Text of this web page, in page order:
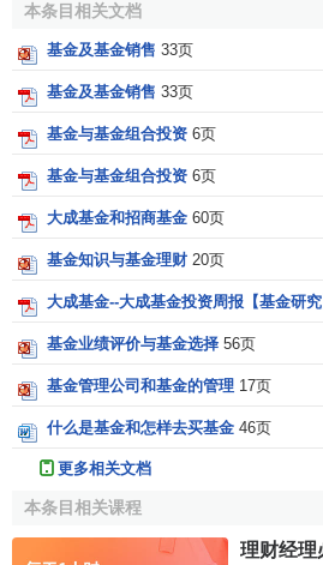
（4）Lock-in the growth of your
隔离基金有利于投资者管
一般来说，隔离基金适合于
向保险公司支付一定的金额，保险公
账户，投资期在10年或更长。隔离
可以获得最低的本金保证，不同的
75％（Basic Guarantee）或100%
benefit)。例如，甲购买10万加元的
年，保险公司提供的本金保证比例
由于资本市场不景气，基金账户
险公司支付甲的金额将为10万加元
支付的金额也是如此计算。
本条目相关文档
基金及基金销售 33页
基金及基金销售 33页
基金与基金组合投资 6页
基金与基金组合投资 6页
大成基金和招商基金 60页
基金知识与基金理财 20页
大成基金--大成基金投资周报【基金研究
基金业绩评价与基金选择 56页
基金管理公司和基金的管理 17页
什么是基金和怎样去买基金 46页
更多相关文档
本条目相关课程
理财经理